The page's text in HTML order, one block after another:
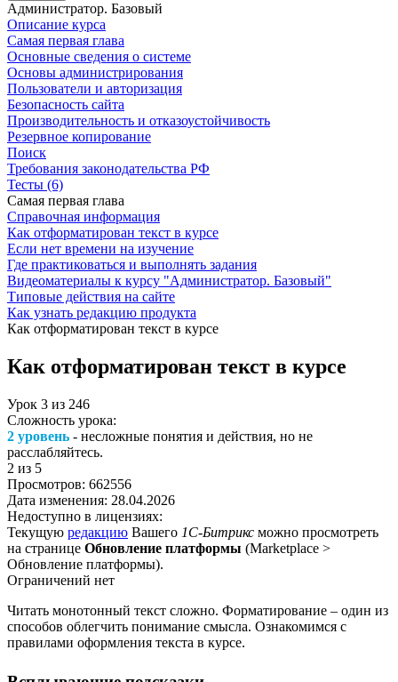
Администратор. Базовый
Описание курса
Самая первая глава
Основные сведения о системе
Основы администрирования
Пользователи и авторизация
Безопасность сайта
Производительность и отказоустойчивость
Резервное копирование
Поиск
Требования законодательства РФ
Тесты (6)
Самая первая глава
Справочная информация
Как отформатирован текст в курсе
Если нет времени на изучение
Где практиковаться и выполнять задания
Видеоматериалы к курсу "Администратор. Базовый"
Типовые действия на сайте
Как узнать редакцию продукта
Как отформатирован текст в курсе
Как отформатирован текст в курсе
Урок 3 из 246
Сложность урока:
2 уровень - несложные понятия и действия, но не
расслабляйтесь.
2 из 5
Просмотров: 662556
Дата изменения: 28.04.2026
Недоступно в лицензиях:
Текущую редакцию Вашего 1С-Битрикс можно просмотреть
на странице Обновление платформы (Marketplace >
Обновление платформы).
Ограничений нет
Читать монотонный текст сложно. Форматирование – один из
способов облегчить понимание смысла. Ознакомимся с
правилами оформления текста в курсе.